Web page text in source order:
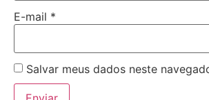
E-mail *
Salvar meus dados neste